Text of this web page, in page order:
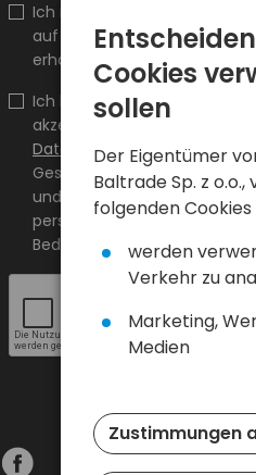
Ich möchte Informationen
auf shop.baltrade.eu an die
erhalten.
Ich bestätige, dass ich den
akzeptiere
Datenschutzrichtlinieund ich
Geschäftsbedingungen
und stimme der
personenbezogenen Daten
Bedingungen zu.
Cookies
sollen
Der Eigentümer
Baltrade Sp. z
folgenden
werden
Verkehr zu
Marketing,
Medien
Zustimmungen